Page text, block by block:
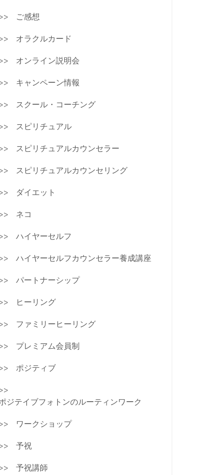
ご感想
オラクルカード
オンライン説明会
キャンペーン情報
スクール・コーチング
スピリチュアル
スピリチュアルカウンセラー
スピリチュアルカウンセリング
ダイエット
ネコ
ハイヤーセルフ
ハイヤーセルフカウンセラー養成講座
パートナーシップ
ヒーリング
ファミリーヒーリング
プレミアム会員制
ポジティブ
ジテイブフォトンのルーティンワーク
ワークショップ
予祝
予祝講師